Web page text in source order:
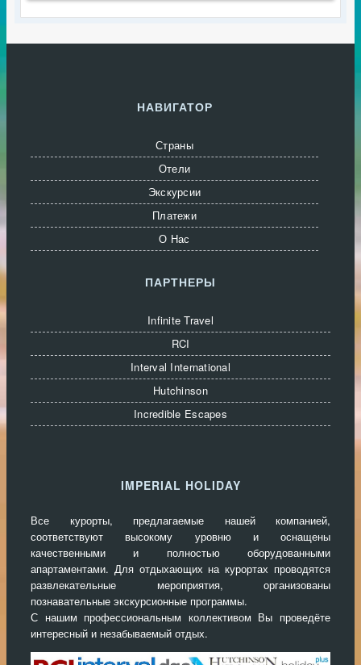
НАВИГАТОР
Страны
Отели
Экскурсии
Платежи
О Нас
ПАРТНЕРЫ
Infinite Travel
RCI
Interval International
Hutchinson
Incredible Escapes
IMPERIAL HOLIDAY
Все курорты, предлагаемые нашей компанией,
соответствуют высокому уровню и оснащены
качественными и полностью оборудованными
апартаментами. Для отдыхающих на курортах проводятся
развлекательные мероприятия, организованы
познавательные экскурсионные программы.
С нашим профессиональным коллективом Вы проведёте
интересный и незабываемый отдых.